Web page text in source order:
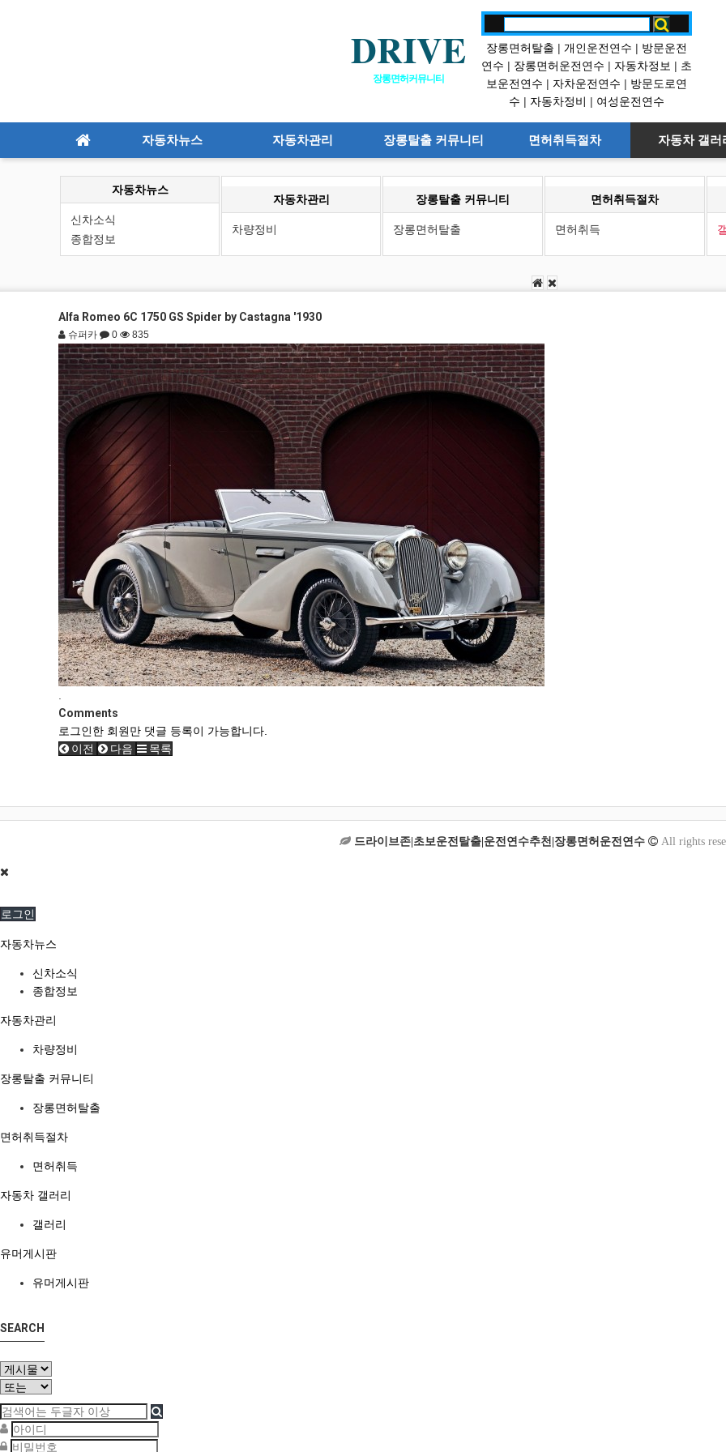
DRIVE
장롱면허커뮤니티
장롱면허탈출 | 개인운전연수 | 방문운전
연수 | 장롱면허운전연수 | 자동차정보 | 초
보운전연수 | 자차운전연수 | 방문도로연
수 | 자동차정비 | 여성운전연수
자동차뉴스 자동차관리 장롱탈출 커뮤니티 면허취득절차 자동차 갤러
자동차뉴스
신차소식
종합정보
자동차관리
차량정비
장롱탈출 커뮤니티
장롱면허탈출
면허취득절차
면허취득
Alfa Romeo 6C 1750 GS Spider by Castagna '1930
슈퍼카 0 835
.
Comments
로그인한 회원만 댓글 등록이 가능합니다.
이전
다음 목록
드라이브존|초보운전탈출|운전연수추천|장롱면허운전연수 All rights
로그인
자동차뉴스
신차소식
종합정보
자동차관리
차량정비
장롱탈출 커뮤니티
장롱면허탈출
면허취득절차
면허취득
자동차 갤러리
갤러리
유머게시판
유머게시판
SEARCH